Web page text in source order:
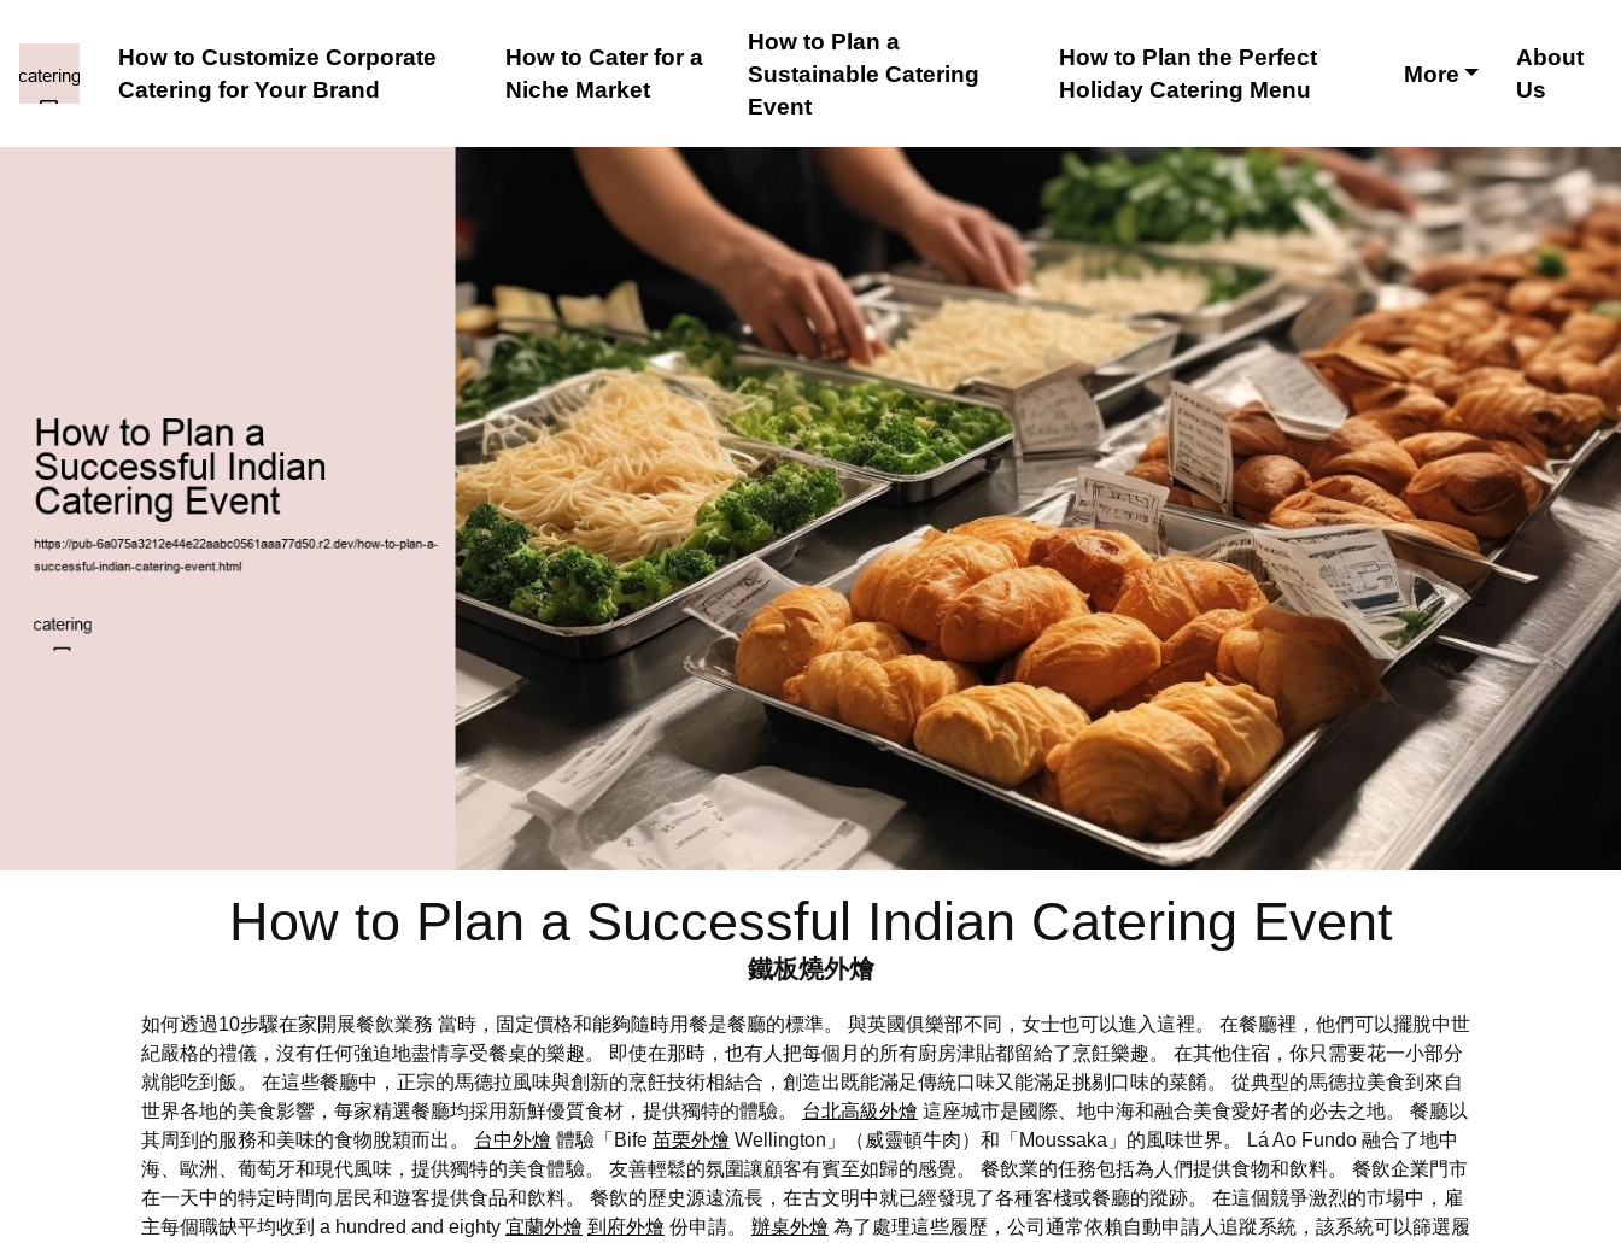
How to Customize Corporate
Catering for Your Brand
How to Cater for a
Niche Market
How to Plan a
Sustainable Catering
Event
How to Plan the Perfect
Holiday Catering Menu
More
About
Us
How to Plan a Successful Indian Catering Event
鐵板燒外燴
如何透過10步驟在家開展餐飲業務 當時，固定價格和能夠隨時用餐是餐廳的標準。 與英國俱樂部不同，女士也可以進入這裡。 在餐廳裡，他們可以擺脫中世
紀嚴格的禮儀，沒有任何強迫地盡情享受餐桌的樂趣。 即使在那時，也有人把每個月的所有廚房津貼都留給了烹飪樂趣。 在其他住宿，你只需要花一小部分
就能吃到飯。 在這些餐廳中，正宗的馬德拉風味與創新的烹飪技術相結合，創造出既能滿足傳統口味又能滿足挑剔口味的菜餚。 從典型的馬德拉美食到來自
世界各地的美食影響，每家精選餐廳均採用新鮮優質食材，提供獨特的體驗。 台北高級外燴 這座城市是國際、地中海和融合美食愛好者的必去之地。 餐廳以
其周到的服務和美味的食物脫穎而出。 台中外燴 體驗「Bife 苗栗外燴 Wellington」（威靈頓牛肉）和「Moussaka」的風味世界。 Lá Ao Fundo 融合了地中
海、歐洲、葡萄牙和現代風味，提供獨特的美食體驗。 友善輕鬆的氛圍讓顧客有賓至如歸的感覺。 餐飲業的任務包括為人們提供食物和飲料。 餐飲企業門市
在一天中的特定時間向居民和遊客提供食品和飲料。 餐飲的歷史源遠流長，在古文明中就已經發現了各種客棧或餐廳的蹤跡。 在這個競爭激烈的市場中，雇
主每個職缺平均收到 a hundred and eighty 宜蘭外燴 到府外燴 份申請。 辦桌外燴 為了處理這些履歷，公司通常依賴自動申請人追蹤系統，該系統可以篩選履